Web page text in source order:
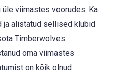
viimastes voorudes. Ka
alistatud sellised klubid
Timberwolves.
oma viimastes
on kõik olnud